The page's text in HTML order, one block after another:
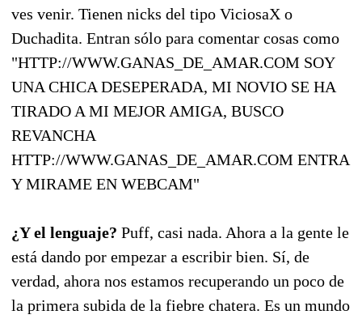
ves venir. Tienen nicks del tipo ViciosaX o
Duchadita. Entran sólo para comentar cosas como
"HTTP://WWW.GANAS_DE_AMAR.COM SOY
UNA CHICA DESEPERADA, MI NOVIO SE HA
TIRADO A MI MEJOR AMIGA, BUSCO
REVANCHA
HTTP://WWW.GANAS_DE_AMAR.COM ENTRA
Y MIRAME EN WEBCAM"
¿Y el lenguaje? Puff, casi nada. Ahora a la gente le
está dando por empezar a escribir bien. Sí, de
verdad, ahora nos estamos recuperando un poco de
la primera subida de la fiebre chatera. Es un mundo